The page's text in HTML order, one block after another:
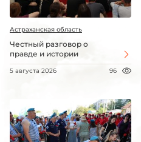
Астраханская область
Честный разговор о
правде и истории
5 августа 2026 96